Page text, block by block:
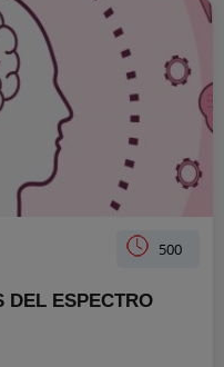
500
DEL ESPECTRO